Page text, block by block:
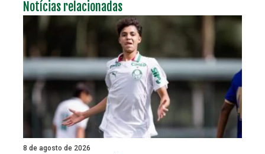
Notícias relacionadas
8 de agosto de 2026